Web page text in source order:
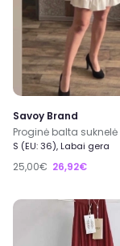
Savoy Brand
Proginė balta suknelė
S (EU: 36), Labai gera
25,00€ 26,92€